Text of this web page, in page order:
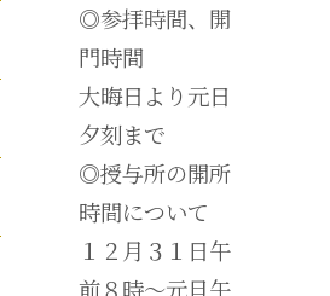
◎参拝時間、開
門時間
大晦日より元日
夕刻まで
◎授与所の開所
時間について
１２月３１日午
前８時～元旦午